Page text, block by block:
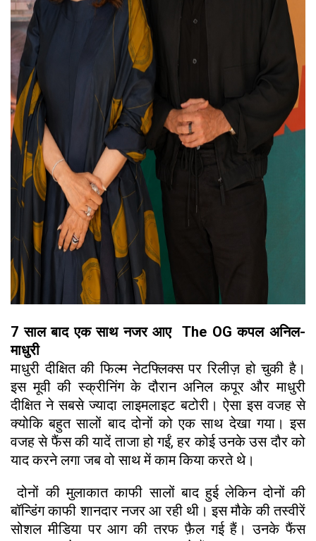
7 साल बाद एक साथ नजर आए The OG कपल अनिल-
माधुरी
माधुरी दीक्षित की फिल्म नेटफ्लिक्स पर रिलीज़ हो चुकी है।
इस मूवी की स्क्रीनिंग के दौरान अनिल कपूर और माधुरी
दीक्षित ने सबसे ज्यादा लाइमलाइट बटोरी। ऐसा इस वजह से
क्योकि बहुत सालों बाद दोनों को एक साथ देखा गया। इस
वजह से फैंस की यादें ताजा हो गईं, हर कोई उनके उस दौर को
याद करने लगा जब वो साथ में काम किया करते थे।
दोनों की मुलाकात काफी सालों बाद हुई लेकिन दोनों की
बॉन्डिंग काफी शानदार नजर आ रही थी। इस मौके की तस्वीरें
सोशल मीडिया पर आग की तरफ फ़ैल गई हैं। उनके फैंस